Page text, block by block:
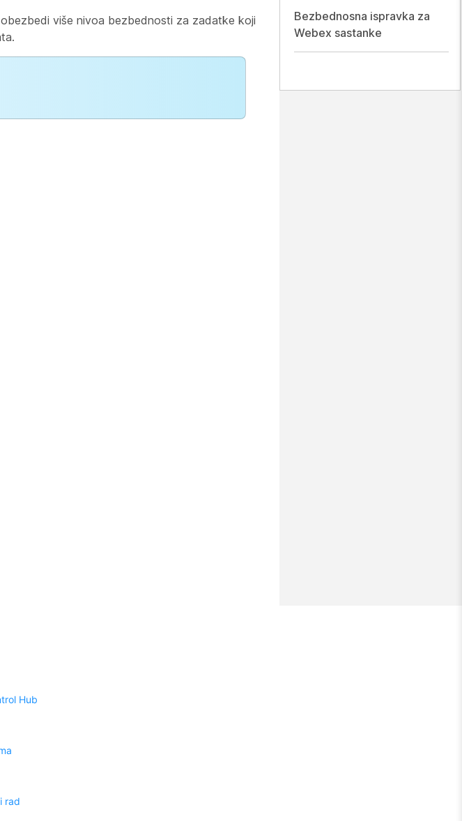
više nivoa bezbednosti za zadatke koji
Bezbednosna ispravka za
Webex sastanke
Hub
rad